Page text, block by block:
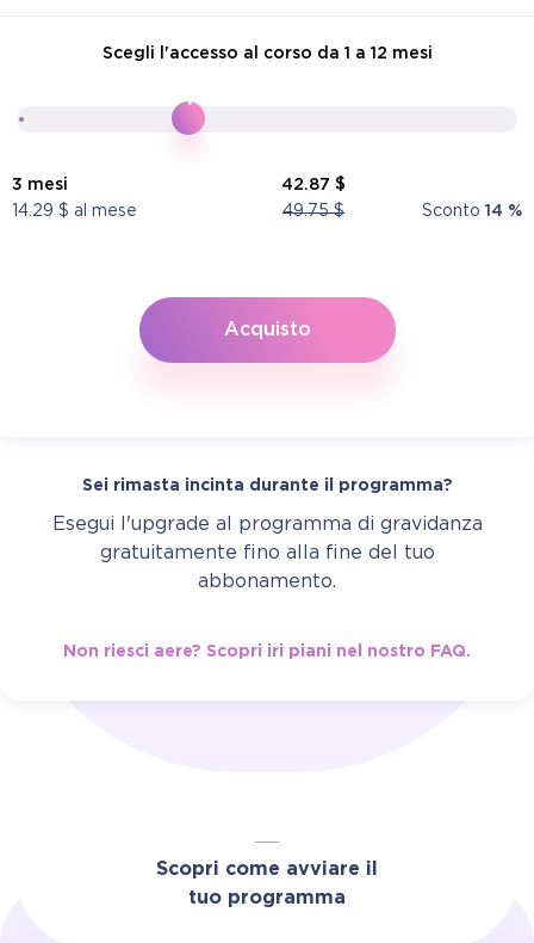
Scegli l'accesso al corso da 1 a 12 mesi
3 mesi
14.29 $ al mese
42.87 $
49.75$ Sconto 14 %
Acquisto
Sei rimasta incinta durante il programma?
Esegui l'upgrade al programma di gravidanza
gratuitamente fino alla fine del tuo
abbonamento.
Non riesci aere? Scopri iri piani nel nostro FAQ.
Scopri come avviare il
tuo programma